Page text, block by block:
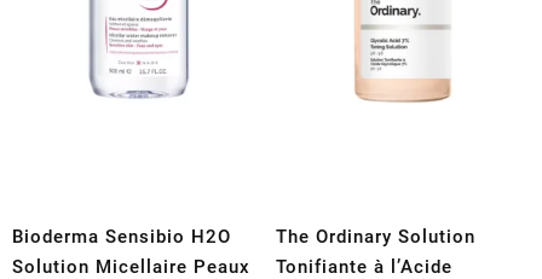
Bioderma Sensibio H2O
Solution Micellaire Peaux
The Ordinary Solution
Tonifiante à l’Acide